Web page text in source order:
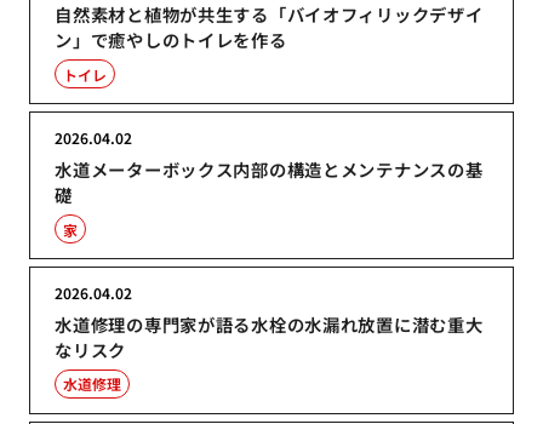
自然素材と植物が共生する「バイオフィリックデザイ
ン」で癒やしのトイレを作る
トイレ
水道メーターボックス内部の構造とメンテナンスの基
礎
2026.04.02
家
水道修理の専門家が語る水栓の水漏れ放置に潜む重大
なリスク
2026.04.02
水道修理